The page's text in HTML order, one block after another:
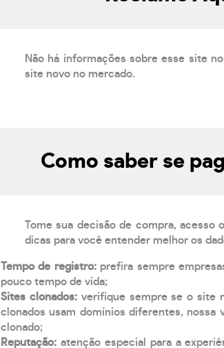
Não há informações sobre esse site
site novo no mercado.
Como saber se
Tome sua decisão de compra, acesso
dicas para você entender melhor os
Tempo de registro: prefira sempre
pouco tempo de vida;
Sites clonados: verifique sempre se o site
clonados usam domínios diferentes,
clonado;
Reputação: atenção especial para a